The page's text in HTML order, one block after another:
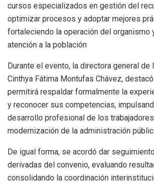
cursos especializados en gestión del
optimizar procesos y adoptar mejores
fortaleciendo la operación del organismo
atención a la población
Durante el evento, la directora general de
Cinthya Fátima Montufas Chávez,
permitirá respaldar formalmente la
y reconocer sus competencias,
desarrollo profesional de los
modernización de la administración
De igual forma, se acordó dar
derivadas del convenio, evaluando
consolidando la coordinación